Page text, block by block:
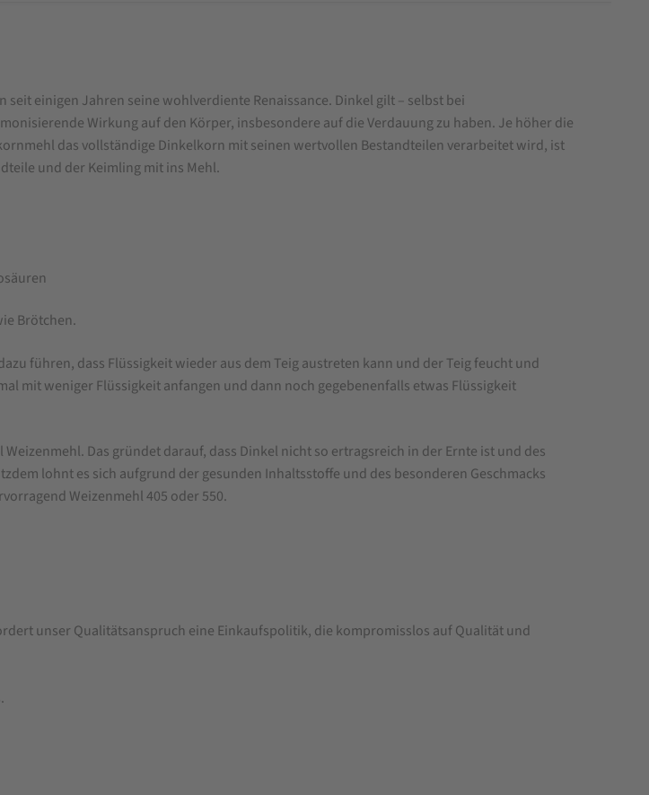
einigen Jahren seine wohlverdiente Renaissance. Dinkel gilt – selbst bei
Wirkung auf den Körper, insbesondere auf die Verdauung zu haben. Je höher die
das vollständige Dinkelkorn mit seinen wertvollen Bestandteilen verarbeitet wird, ist
und der Keimling mit ins Mehl.
Brötchen.
führen, dass Flüssigkeit wieder aus dem Teig austreten kann und der Teig feucht und
mit weniger Flüssigkeit anfangen und dann noch gegebenenfalls etwas Flüssigkeit
Das gründet darauf, dass Dinkel nicht so ertragsreich in der Ernte ist und des
lohnt es sich aufgrund der gesunden Inhaltsstoffe und des besonderen Geschmacks
Weizenmehl 405 oder 550.
unser Qualitätsanspruch eine Einkaufspolitik, die kompromisslos auf Qualität und